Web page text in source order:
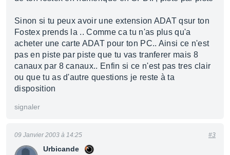
Sinon si tu peux avoir une extension ADAT qsur ton
Fostex prends la .. Comme ca tu n'as plus qu'a
acheter une carte ADAT pour ton PC.. Ainsi ce n'est
pas en piste par piste que tu vas tranferer mais 8
canaux par 8 canaux.. Enfin si ce n'est pas tres clair
ou que tu as d'autre questions je reste à ta
disposition
signaler
Urbicande
09 Janvier 2003 à 14:25 #3